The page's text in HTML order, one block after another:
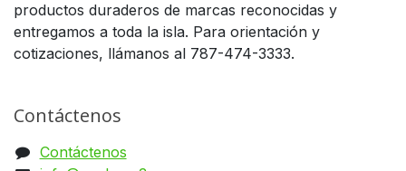
productos duraderos de marcas reconocidas y
entregamos a toda la isla. Para orientación y
cotizaciones, llámanos al 787-474-3333.
Contáctenos
Contáctenos